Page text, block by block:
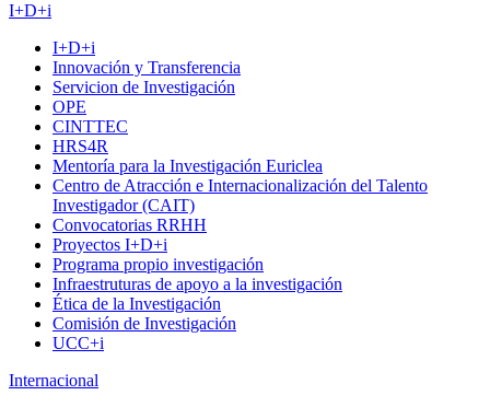
I+D+i
I+D+i
Innovación y Transferencia
Servicion de Investigación
OPE
CINTTEC
HRS4R
Mentoría para la Investigación Euriclea
Centro de Atracción e Internacionalización del Talento
Investigador (CAIT)
Convocatorias RRHH
Proyectos I+D+i
Programa propio investigación
Infraestruturas de apoyo a la investigación
Ética de la Investigación
Comisión de Investigación
UCC+i
Internacional